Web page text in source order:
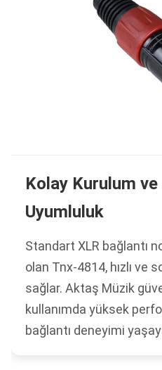
Kolay Kurulum ve
Uyumluluk
Standart XLR bağlantı
olan Tnx-4814, hızlı ve
sağlar. Aktaş Müzik
kullanımda yüksek
bağlantı deneyimi